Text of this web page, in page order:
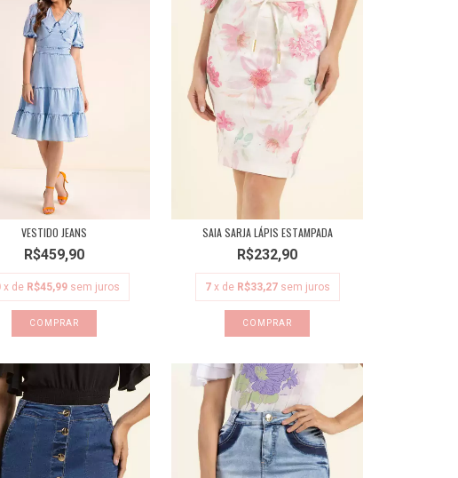
VESTIDO JEANS
R$459,90
x de R$45,99 sem juros
COMPRAR
SAIA SARJA LÁPIS ESTAMPADA
R$232,90
7 x de R$33,27 sem juros
COMPRAR